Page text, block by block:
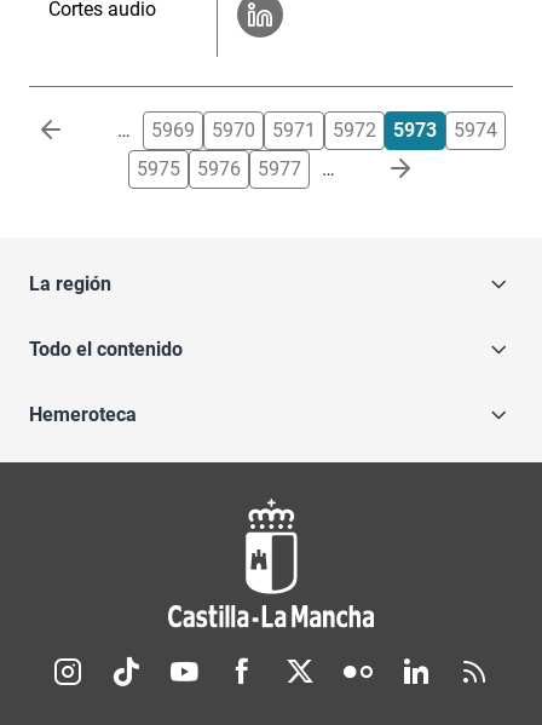
Cortes audio
Paginación … 5969 5970 5971 5972 5973
5974
5975
5976 5977 …
La región
Todo el contenido
Hemeroteca
Redes sociales JCCM